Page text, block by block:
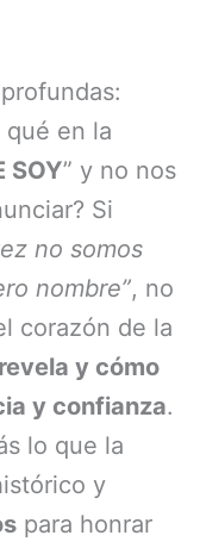
qué en la
SOY” y no nos
Si
no somos
nombre”, no
corazón de la
y cómo
y confianza.
lo que la
y
para honrar